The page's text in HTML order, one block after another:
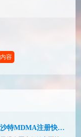
内容
【MDMA证书】-沙特MDMA注册快速下证